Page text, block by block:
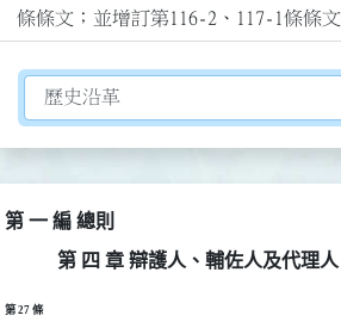
條條文；並增訂第116-2、117-1條條文
切換選擇法規資訊內容
第 一 編 總則
第 四 章 辯護人、輔佐人及代理人
第 27 條